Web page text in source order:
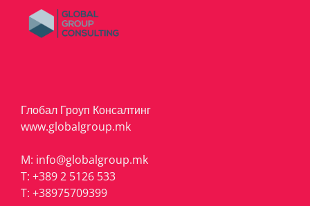
Глобал Гроуп Консалтинг
www.globalgroup.mk
M: info@globalgroup.mk
T: +389 2 5126 533
T: +38975709399